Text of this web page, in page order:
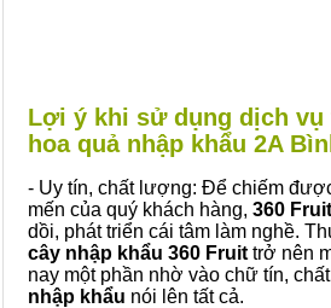
Lợi ý khi sử dụng dịch vụ
hoa quả nhập khẩu 2A
- Uy tín, chất lượng: Để chiếm
mến của quý khách hàng, 360 Fruit
dồi, phát triển cái tâm làm nghề.
cây nhập khẩu 360 Fruit trở nên
nay một phần nhờ vào chữ tín,
nhập khẩu nói lên tất cả.